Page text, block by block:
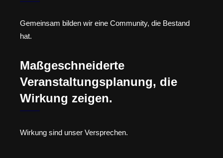
Gemeinsam bilden wir eine Community, die Bestand
hat.
Maßgeschneiderte
Veranstaltungsplanung, die
Wirkung zeigen.
Wirkung sind unser Versprechen.